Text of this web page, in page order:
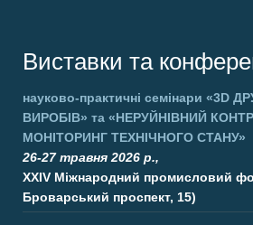
Виставки та
науково-практичні семінари «3D
ВИРОБІВ» та «НЕРУЙНІВНИЙ
МОНІТОРИНГ ТЕХНІЧНОГО СТАНУ»
26-27 травня 2026 р.,
XXIV Міжнародний промисловий
Броварський проспект, 15)